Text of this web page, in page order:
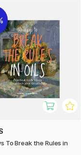
To Break the Rules in